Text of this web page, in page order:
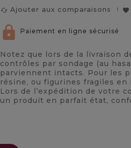
cached Ajouter aux comparaisons favorite
Paiement en ligne sécurisé
Notez que lors de la livraison
contrôles par sondage (au
parviennent intacts. Pour les
résine, ou figurines fragiles en
Lors de l’expédition de votre
un produit en parfait état,